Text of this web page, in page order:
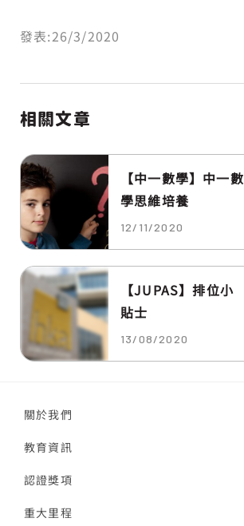
發表:26/3/2020
相關文章
【中一數學】中一數
學思維培養
12/11/2020
【JUPAS】排位小
貼士
13/08/2020
關於我們
教育資訊
認證獎項
重大里程